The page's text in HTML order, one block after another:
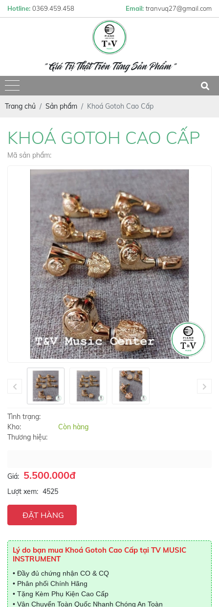
Hotline: 0369.459.458 Email: tranvuq27@gmail.com
" Giá Trị Thật Trên Từng Sản Phẩm "
Trang chủ Sản phẩm Khoá Gotoh Cao Cấp
KHOÁ GOTOH CAO CẤP
Mã sản phẩm:
Tình trạng:
Kho:
Còn hàng
Thương hiệu:
Giá: 5.500.000đ
Lượt xem: 4525
ĐẶT HÀNG
Lý do bạn mua Khoá Gotoh Cao Cấp tại TV MUSIC
INSTRUMENT
• Đầy đủ chứng nhận CO & CQ
• Phân phối Chính Hãng
• Tặng Kèm Phụ Kiện Cao Cấp
• Vận Chuyển Toàn Quốc Nhanh Chóng An Toàn